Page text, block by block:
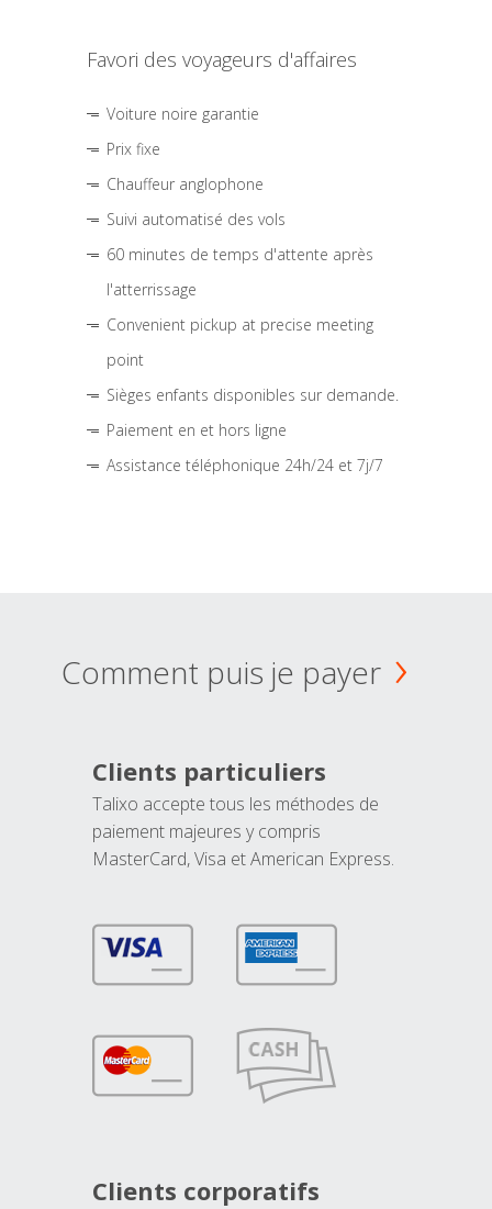
Favori des voyageurs d'affaires
Voiture noire garantie
Prix fixe
Chauffeur anglophone
Suivi automatisé des vols
60 minutes de temps d'attente après
l'atterrissage
Convenient pickup at precise meeting
point
Sièges enfants disponibles sur demande.
Paiement en et hors ligne
Assistance téléphonique 24h/24 et 7j/7
Comment puis je payer
Clients particuliers
Talixo accepte tous les méthodes de
paiement majeures y compris
MasterCard, Visa et American Express.
Clients corporatifs